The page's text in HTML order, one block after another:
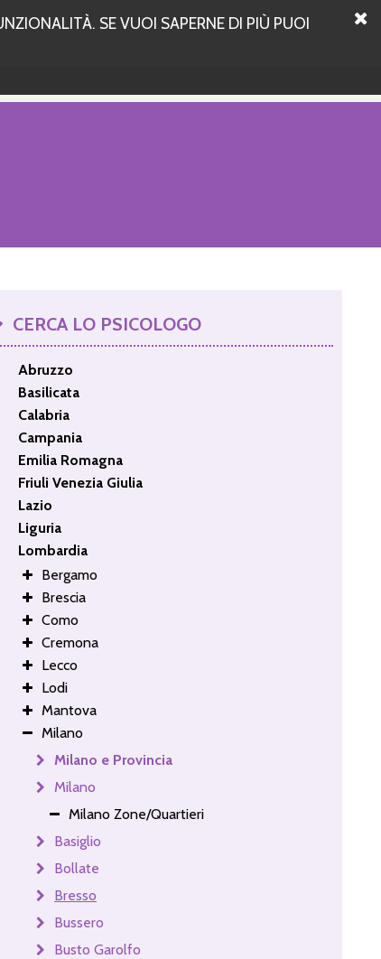
SE VUOI SAPERNE DI PIÙ PUOI
CERCA LO PSICOLOGO
Abruzzo
Basilicata
Calabria
Campania
Emilia Romagna
Friuli Venezia Giulia
Lazio
Liguria
Lombardia
Bergamo
Brescia
Como
Cremona
Lecco
Lodi
Mantova
Milano
Milano e Provincia
Milano
Milano Zone/Quartieri
Basiglio
Bollate
Bresso
Bussero
Busto Garolfo